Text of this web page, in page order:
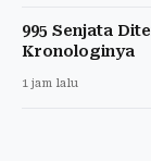
995 Senjata
Kronologinya
1 jam lalu